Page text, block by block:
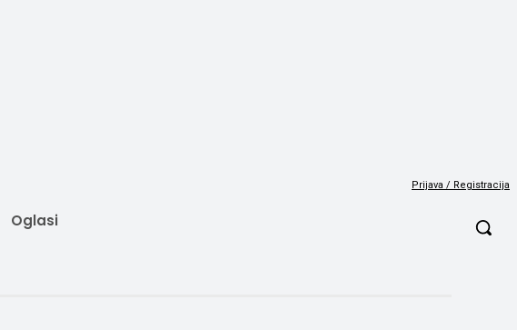
Prijava / Registracija
Oglasi